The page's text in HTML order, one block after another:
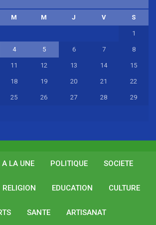
M M J V S
1
4 5 6 7 8
11 12 13 14 15
18 19 20 21 22
25 26 27 28 29
A LA UNE POLITIQUE SOCIETE
RELIGION EDUCATION CULTURE
SANTE ARTISANAT